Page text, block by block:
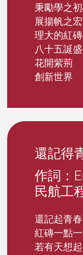
秉勵學之
展揚帆之
理大的紅
八十五誕
花開紫
創新世
還記得
作詞：
民航工
還記起青
紅磚一點
若有天想